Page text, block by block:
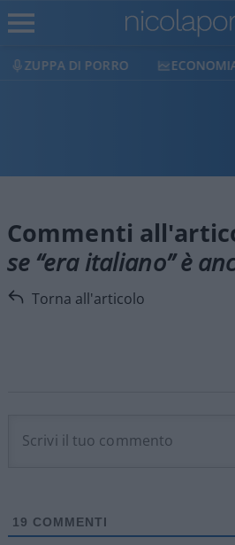
ZUPPA DI PORRO
Commenti
se “era italiano” è
Torna all'articolo
19 COMMENTI